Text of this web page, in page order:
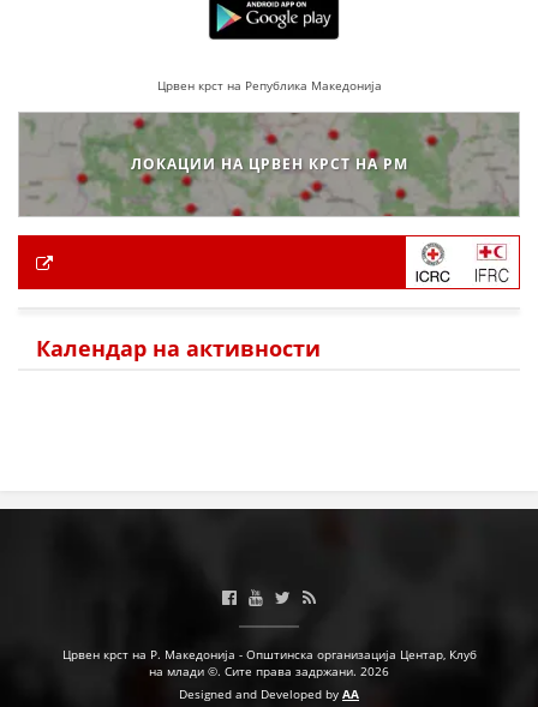
Црвен крст на Република Македонија
ЛОКАЦИИ НА ЦРВЕН КРСТ НА РМ
Календар на активности
Црвен крст на Р. Македонија - Општинска организација Центар, Клуб
на млади ©. Сите права задржани. 2026
Designed and Developed by AA